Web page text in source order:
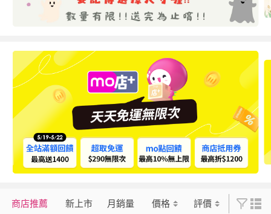
商店推薦 新上市 月銷量 價格 評價